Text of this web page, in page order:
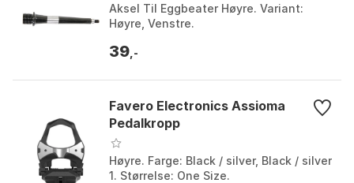
Aksel Til Eggbeater Høyre. Variant:
Høyre, Venstre.
39 ,-
Favero Electronics Assioma
Pedalkropp
Høyre. Farge: Black / silver, Black / silver
1. Størrelse: One Size.